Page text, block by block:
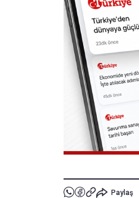
Paylaş